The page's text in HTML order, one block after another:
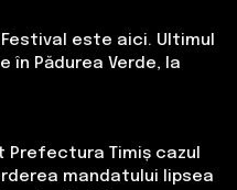
Festival este aici. Ultimul
în Pădurea Verde, la
Prefectura Timiș cazul
mandatului lipsea